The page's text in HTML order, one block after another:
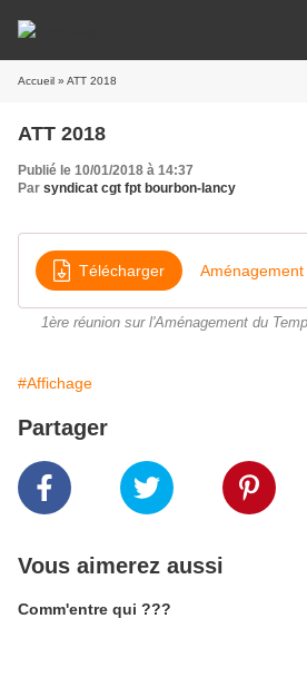
Accueil » ATT 2018
ATT 2018
Publié le 10/01/2018 à 14:37
Par syndicat cgt fpt bourbon-lancy
Télécharger
1ère réunion sur l'Aménagement du
#Affichage
Partager
Vous aimerez aussi
Comm'entre qui ???